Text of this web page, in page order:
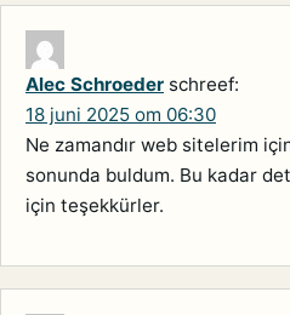
Alec Schroeder schreef:
18 juni 2025 om 06:30
Ne zamandır web sitelerim
sonunda buldum. Bu kadar
için teşekkürler.